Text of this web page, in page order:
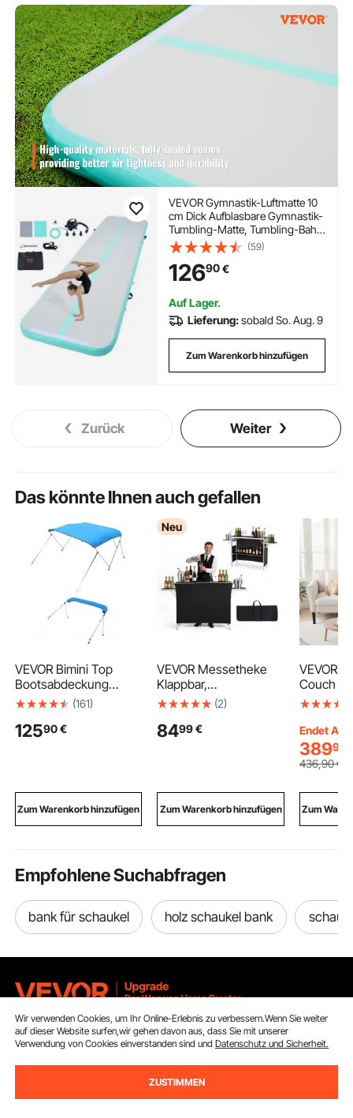
VEVOR Gymnastik-Luftmatte 10
cm Dick Aufblasbare Gymnastik-
Tumbling-Matte, Tumbling-Bahn
mit Elektrischer Pumpe,
Trainingsmatten für den
Heimgebrauch/Fitnessstudio
/Yoga/Cheerleading/Strand/Park
Grün
(59)
12690€
Auf Lager.
Lieferung:sobald So. Aug. 9
Zum Warenkorb hinzufügen
Zurück Weiter
Das könnte Ihnen auch gefallen
VEVOR Bimini Top
Bootsabdeckung
Sonnenverdeck (3
Polyester mit Rahmen
Sonnenschutz-
Bootsmarkise mit
Aufbewahrungstasche
(161)
12590€
Zum Warenkorb hinzufügen
Neu
VEVOR Messetheke
Klappbar,
1100x390x880 mm,
Tragetasche,
Faltbare Mobile
Barstation für
(2)
8499 €
Zum Warenkorb hinzufügen
VEVOR
Couch
(176
&
stabilem
oder
Endet
38990
436,90€
Zum
Empfohlene Suchabfragen
bank für schaukel holz schaukel bank
Melden Sie sich für unseren Newsletter an.
Wir verwenden Cookies, um Ihr Online-Erlebnis zu verbessern.Wenn Sie weiter
auf dieser Website surfen,wir gehen davon aus, dass Sie mit unserer
Verwendung von Cookies einverstanden sind undDatenschutz und Sicherheit.
ZUSTIMMEN